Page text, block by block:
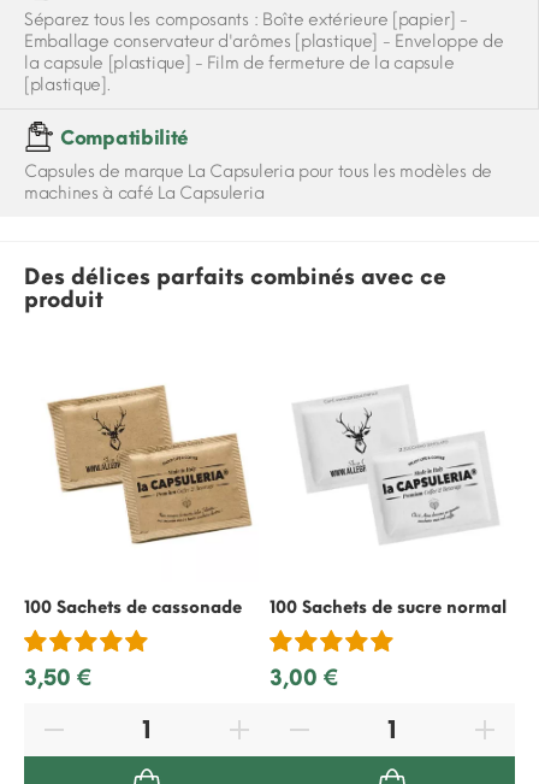
Séparez tous les composants : Boîte extérieure [papier] -
Emballage conservateur d'arômes [plastique] - Enveloppe de
la capsule [plastique] - Film de fermeture de la capsule
[plastique].
Compatibilité
Capsules de marque La Capsuleria pour tous les modèles de
machines à café La Capsuleria
Des délices parfaits combinés avec ce
produit
100 Sachets de cassonade
3,50 €
100 Sachets de sucre normal
3,00 €